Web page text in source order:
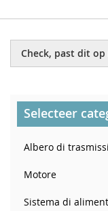
Check, past dit
Selecteer
Albero di
Motore
Sistema di